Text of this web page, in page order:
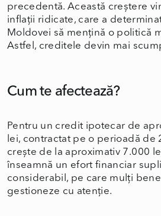
precedentă. Această creștere
inflații ridicate, care a
Moldovei să mențină o politică
Astfel, creditele devin mai
Cum te afectează?
Pentru un credit ipotecar de
lei, contractat pe o perioadă de
crește de la aproximativ 7.000
înseamnă un efort financiar
considerabil, pe care mulți
gestioneze cu atenție.